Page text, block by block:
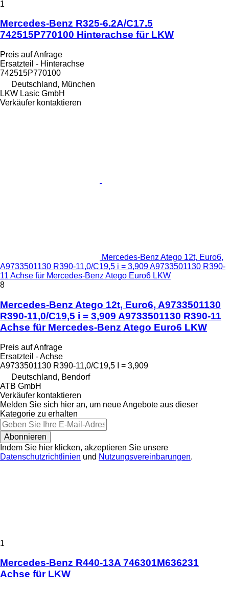
1
Mercedes-Benz R325-6.2A/C17.5
742515P770100 Hinterachse für LKW
Preis auf Anfrage
Ersatzteil - Hinterachse
742515P770100
Deutschland, München
LKW Lasic GmbH
Verkäufer kontaktieren
Mercedes-Benz Atego 12t, Euro6,
A9733501130 R390-11,0/C19,5 i = 3,909 A9733501130 R390-
11 Achse für Mercedes-Benz Atego Euro6 LKW
8
Mercedes-Benz Atego 12t, Euro6, A9733501130
R390-11,0/C19,5 i = 3,909 A9733501130 R390-11
Achse für Mercedes-Benz Atego Euro6 LKW
Preis auf Anfrage
Ersatzteil - Achse
A9733501130 R390-11,0/C19,5 I = 3,909
Deutschland, Bendorf
ATB GmbH
Verkäufer kontaktieren
Melden Sie sich hier an, um neue Angebote aus dieser
Kategorie zu erhalten
Abonnieren
Indem Sie hier klicken, akzeptieren Sie unsere
Datenschutzrichtlinien und Nutzungsvereinbarungen.
1
Mercedes-Benz R440-13A 746301M636231
Achse für LKW